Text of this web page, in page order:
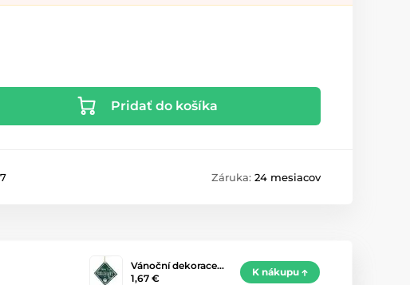
Pridať do košíka
Záruka: 24 mesiacov
Vánoční dekorace…
1,67 €
K nákupu